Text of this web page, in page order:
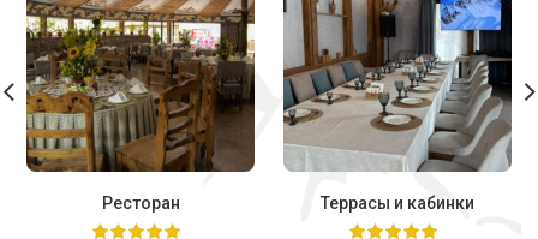
Ресторан Террасы и кабинки